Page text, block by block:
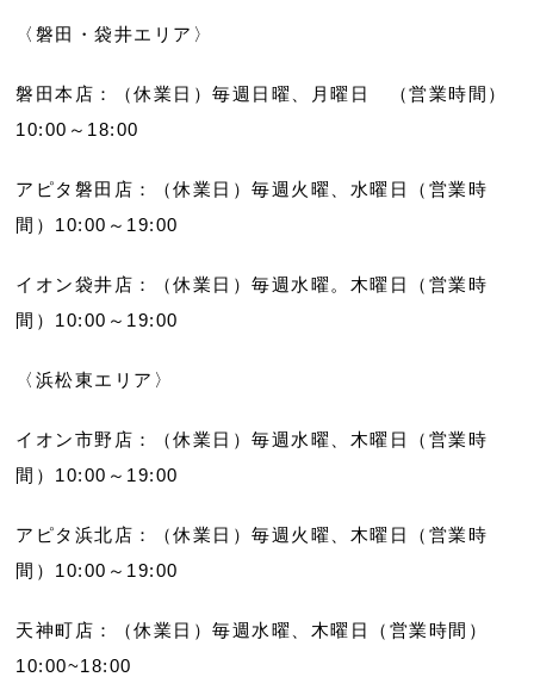
〈磐田・袋井エリア〉
磐田本店：（休業日）毎週日曜、月曜日 （営業時間）
10:00～18:00
アピタ磐田店：（休業日）毎週火曜、水曜日（営業時
間）10:00～19:00
イオン袋井店：（休業日）毎週水曜。木曜日（営業時
間）10:00～19:00
〈浜松東エリア〉
イオン市野店：（休業日）毎週水曜、木曜日（営業時
間）10:00～19:00
アピタ浜北店：（休業日）毎週火曜、木曜日（営業時
間）10:00～19:00
天神町店：（休業日）毎週水曜、木曜日（営業時間）
10:00~18:00